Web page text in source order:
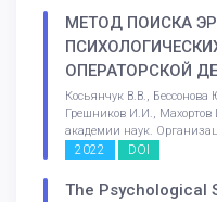
МЕТОД ПОИСКА
ОПЕРАТОРСКОЙ
Косьянчук В.В.,
Грешников И.И., Махортов
академии наук.
2022 DOI
The Psychological